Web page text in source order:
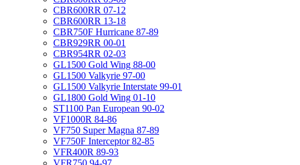
CBR600RR 07-12
CBR600RR 13-18
CBR750F Hurricane 87-89
CBR929RR 00-01
CBR954RR 02-03
GL1500 Gold Wing 88-00
GL1500 Valkyrie 97-00
GL1500 Valkyrie Interstate 99-01
GL1800 Gold Wing 01-10
ST1100 Pan European 90-02
VF1000R 84-86
VF750 Super Magna 87-89
VF750F Interceptor 82-85
VFR400R 89-93
VFR750 94-97